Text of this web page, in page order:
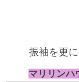
振袖を更
マリリンハ